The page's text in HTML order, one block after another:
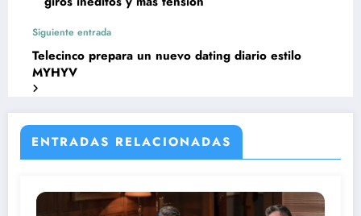
Siguiente entrada
Telecinco prepara un nuevo dating diario estilo
MYHYV
ENTRADAS RELACIONADAS